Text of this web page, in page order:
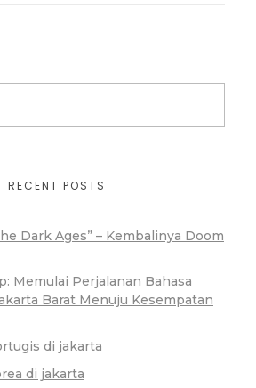
RECENT POSTS
Dark Ages” – Kembalinya Doom
Memulai Perjalanan Bahasa
Barat Menuju Kesempatan
di jakarta
di jakarta